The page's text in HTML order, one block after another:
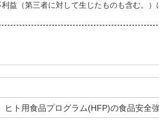
益（第三者に対して生じたものも含む。
ヒト用食品プログラム(HFP)の食品安全